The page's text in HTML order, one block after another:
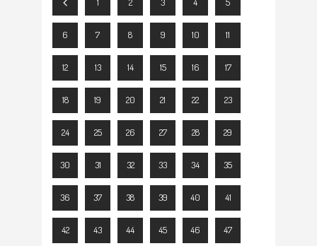
6 7 8 9 10 11
12 13 14 15 16 17
18 19 20 21 22 23
24 25 26 27 28 29
30 31 32 33 34 35
36 37 38 39 40 41
42 43 44 45 46 47